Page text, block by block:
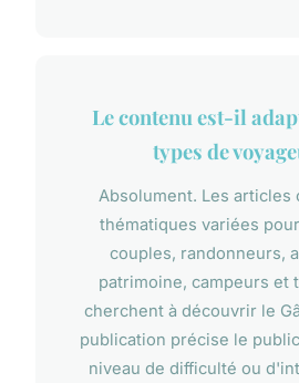
Le contenu est-il
types de
Absolument. Les articles
thématiques variées
couples, randonneurs,
patrimoine, campeurs et
cherchent à découvrir le
publication précise le
niveau de difficulté ou